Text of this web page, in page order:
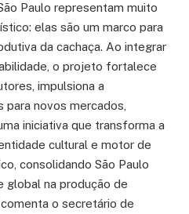
Paulo representam muito
elas são um marco para
da cachaça. Ao integrar
o projeto fortalece
impulsiona a
novos mercados,
iniciativa que transforma a
cultural e motor de
consolidando São Paulo
global na produção de
o secretário de